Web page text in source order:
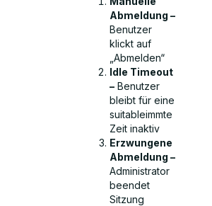
Abmeldung –
Benutzer
klickt auf
„Abmelden“
Idle Timeout
– Benutzer
bleibt für eine
suitableimmte
Zeit inaktiv
Erzwungene
Abmeldung –
Administrator
beendet
Sitzung